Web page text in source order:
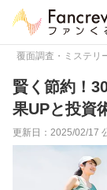
覆面調査・ミステリ
賢く節約！
果UPと投資
更新日：2025/02/17